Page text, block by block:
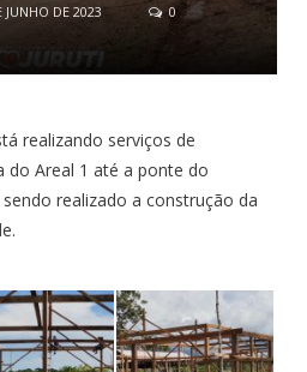
JUNHO DE 2023
0
realizando serviços de
do Areal 1 até a ponte do
realizado a construção da